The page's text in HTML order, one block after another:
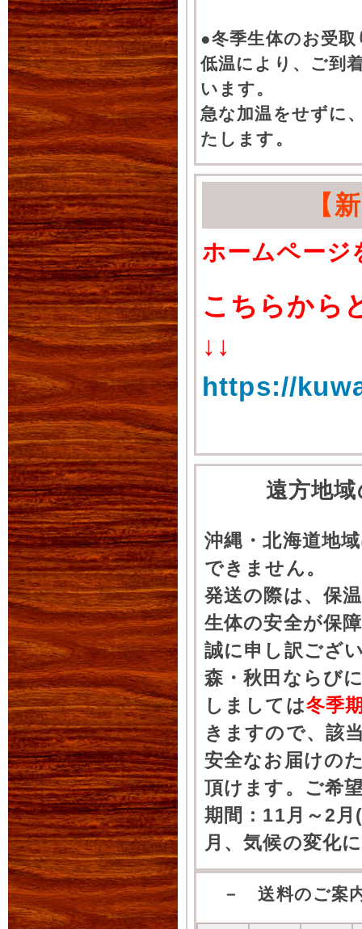
●冬季生体のお受
低温により、ご到
います。
急な加温をせずに
たします。
【
ホームページ
こちらから
↓↓
https://
遠方地
沖縄・北海道地
できません。
発送の際は、保
生体の安全が保
誠に申し訳ござ
森・秋田ならび
しましては冬季
きますので、該
安全なお届けの
頂けます。ご希
期間：11月～2
月、気候の変化
－ 送料のご案